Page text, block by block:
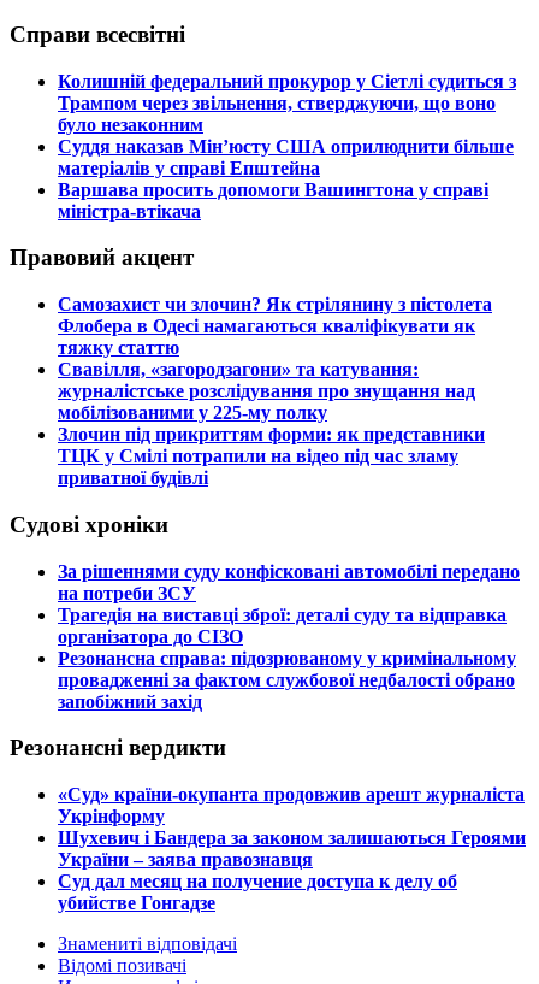
Справи всесвітні
​Колишній федеральний прокурор у Сіетлі судиться з
Трампом через звільнення, стверджуючи, що воно
було незаконним
​Суддя наказав Мін’юсту США оприлюднити більше
матеріалів у справі Епштейна
​Варшава просить допомоги Вашингтона у справі
міністра-втікача
Правовий акцент
​Самозахист чи злочин? Як стрілянину з пістолета
Флобера в Одесі намагаються кваліфікувати як
тяжку статтю
​Свавілля, «загородзагони» та катування:
журналістське розслідування про знущання над
мобілізованими у 225-му полку
​Злочин під прикриттям форми: як представники
ТЦК у Смілі потрапили на відео під час зламу
приватної будівлі
Судові хроніки
​За рішеннями суду конфісковані автомобілі передано
на потреби ЗСУ
​Трагедія на виставці зброї: деталі суду та відправка
організатора до СІЗО
​Резонансна справа: підозрюваному у кримінальному
провадженні за фактом службової недбалості обрано
запобіжний захід
Резонансні вердикти
​«Суд» країни-окупанта продовжив арешт журналіста
Укрінформу
Шухевич і Бандера за законом залишаються Героями
України – заява правознавця
Суд дал месяц на получение доступа к делу об
убийстве Гонгадзе
Знамениті відповідачі
Відомі позивачі